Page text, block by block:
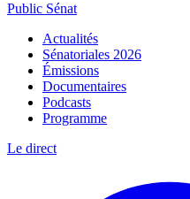
Public Sénat
Actualités
Sénatoriales 2026
Émissions
Documentaires
Podcasts
Programme
Le direct